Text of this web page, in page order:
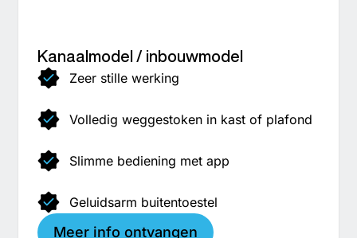
Kanaalmodel / inbouwmodel
Zeer stille werking
Volledig weggestoken in kast of plafond
Slimme bediening met app
Geluidsarm buitentoestel
Meer info ontvangen